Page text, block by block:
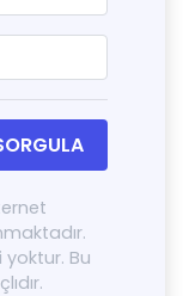
yoktur. Bu